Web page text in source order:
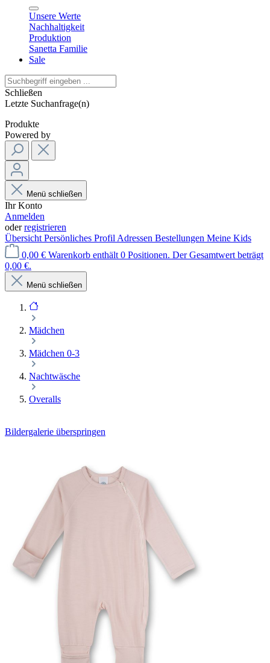
Unsere Werte
Nachhaltigkeit
Produktion
Sanetta Familie
Sale
Schließen
Letzte Suchanfrage(n)
Produkte
Powered by
Menü schließen
Ihr Konto
Anmelden
oderregistrieren
Übersicht Persönliches Profil Adressen Bestellungen Meine Kids
0,00 € Warenkorb enthält 0 Positionen. Der Gesamtwert beträgt
0,00 €.
Menü schließen
Mädchen
Mädchen 0-3
Nachtwäsche
Overalls
Bildergalerie überspringen